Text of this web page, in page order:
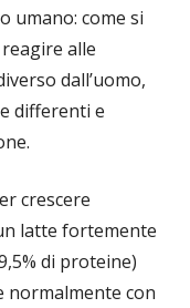
umano: come si
alle
dall’uomo,
differenti e
crescere
latte fortemente
di proteine)
normalmente con